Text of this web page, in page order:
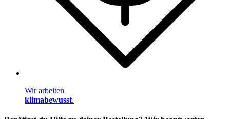
Wir arbeiten
klimabewusst.